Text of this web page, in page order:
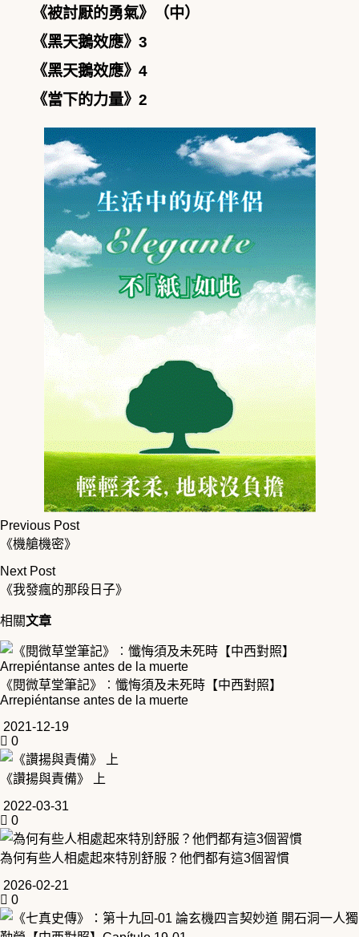
《被討厭的勇氣》（中）
《黑天鵝效應》3
《黑天鵝效應》4
《當下的力量》2
Previous Post
《機艙機密》
Next Post
《我發瘋的那段日子》
相關文章
《閱微草堂筆記》︰懺悔須及未死時【中西對照】
Arrepiéntanse antes de la muerte
2021-12-19
0
《讚揚與責備》 上
2022-03-31
0
為何有些人相處起來特別舒服？他們都有這3個習慣
2026-02-21
0